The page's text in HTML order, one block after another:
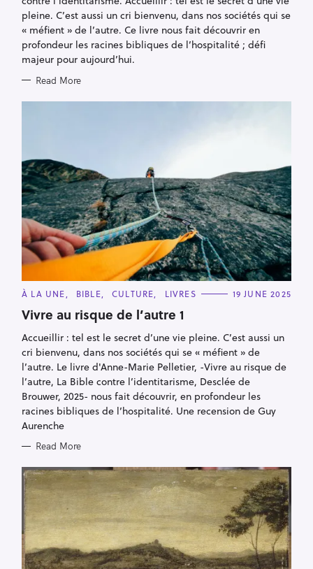
S
pleine. C’est aussi un cri bienvenu, dans nos sociétés qui se
« méfient » de l’autre. Ce livre nous fait découvrir en
profondeur les racines bibliques de l’hospitalité ; défi
majeur pour aujourd’hui.
Read More
C
T
E
O
I
E
S
À LA UNE BIBLE CULTURE LIVRES 19 JUNE 2025
Vivre au risque de l’autre 1
Accueillir : tel est le secret d’une vie pleine. C’est aussi un
cri bienvenu, dans nos sociétés qui se « méfient » de
l’autre. Le livre d'Anne-Marie Pelletier, -Vivre au risque de
l’autre, La Bible contre l’identitarisme, Desclée de
Brouwer, 2025- nous fait découvrir, en profondeur les
racines bibliques de l’hospitalité. Une recension de Guy
Aurenche
Read More